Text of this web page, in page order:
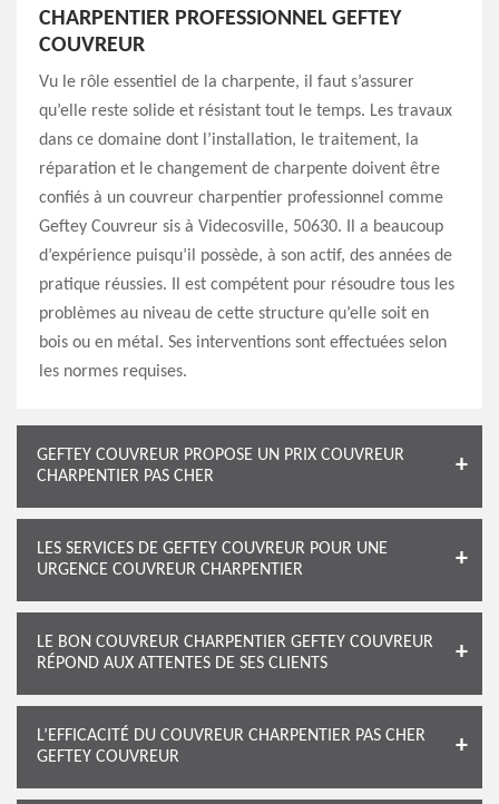
CHARPENTIER PROFESSIONNEL GEFTEY
COUVREUR
Vu le rôle essentiel de la charpente, il faut s’assurer
qu’elle reste solide et résistant tout le temps. Les travaux
dans ce domaine dont l’installation, le traitement, la
réparation et le changement de charpente doivent être
confiés à un couvreur charpentier professionnel comme
Geftey Couvreur sis à Videcosville, 50630. Il a beaucoup
d’expérience puisqu’il possède, à son actif, des années de
pratique réussies. Il est compétent pour résoudre tous les
problèmes au niveau de cette structure qu’elle soit en
bois ou en métal. Ses interventions sont effectuées selon
les normes requises.
GEFTEY COUVREUR PROPOSE UN PRIX COUVREUR
CHARPENTIER PAS CHER
LES SERVICES DE GEFTEY COUVREUR POUR UNE
URGENCE COUVREUR CHARPENTIER
LE BON COUVREUR CHARPENTIER GEFTEY COUVREUR
RÉPOND AUX ATTENTES DE SES CLIENTS
L’EFFICACITÉ DU COUVREUR CHARPENTIER PAS CHER
GEFTEY COUVREUR